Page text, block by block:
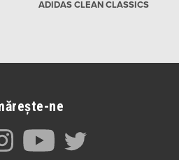
ADIDAS CLEAN CLASSICS
ne